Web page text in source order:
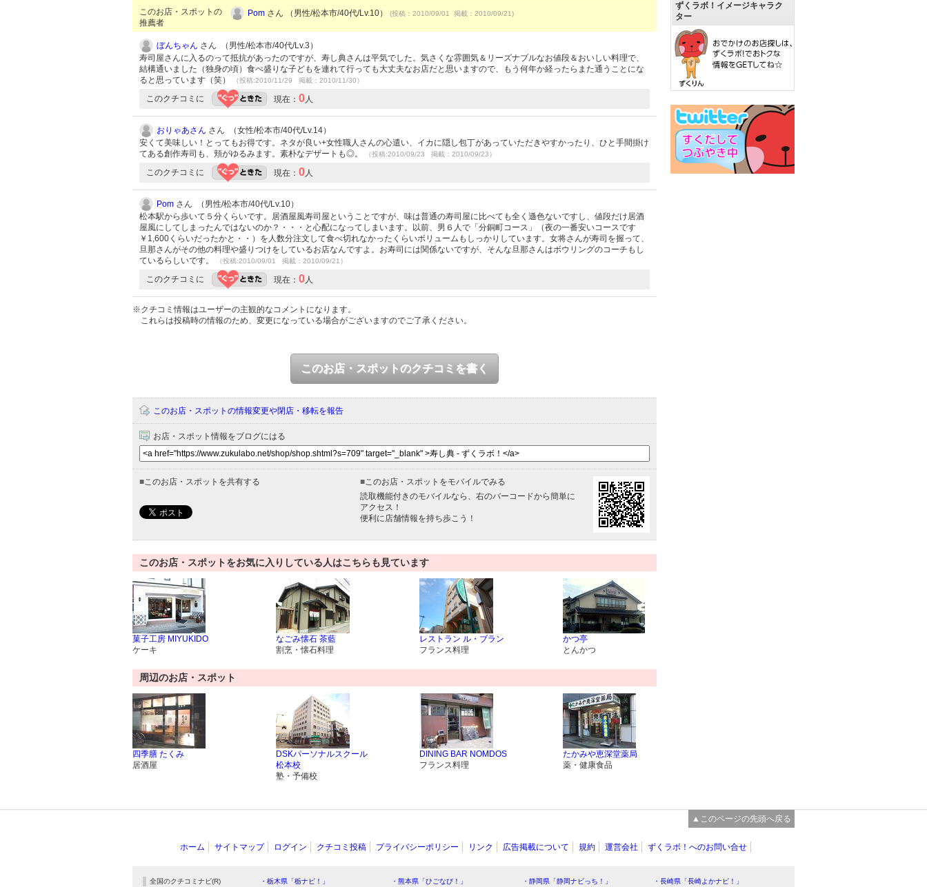
このお店・スポットの
推薦者
Pom さん （男性/松本市/40代/Lv.10） (投稿：2010/09/01 掲載：2010/09/21)
ぼんちゃん さん （男性/松本市/40代/Lv.3）
寿司屋さんに入るのって抵抗があったのですが、寿し典さんは平気でした。気さくな雰囲気＆リーズナブルなお値段＆おいしい料理で、
結構通いました（独身の頃）食べ盛りな子どもを連れて行っても大丈夫なお店だと思いますので、もう何年か経ったらまた通うことにな
ると思っています（笑）
（投稿:2010/11/29 掲載：2010/11/30）
このクチコミに 現在： 0人
おりゃあさん さん （女性/松本市/40代/Lv.14）
安くて美味しい！とってもお得です。ネタが良い+女性職人さんの心遣い、イカに隠し包丁があっていただきやすかったり、ひと手間掛け
てある創作寿司も、頬がゆるみます。素朴なデザートも◎。
（投稿:2010/09/23 掲載：2010/09/23）
このクチコミに 現在： 0人
Pom さん （男性/松本市/40代/Lv.10）
松本駅から歩いて５分くらいです。居酒屋風寿司屋ということですが、味は普通の寿司屋に比べても全く遜色ないですし、値段だけ居酒
屋風にしてしまったんではないのか？・・・と心配になってしまいます。以前、男６人で「分銅町コース」（夜の一番安いコースです
￥1,600くらいだったかと・・）を人数分注文して食べ切れなかったくらいボリュームもしっかりしています。女将さんが寿司を握って、
旦那さんがその他の料理や盛りつけをしているお店なんですよ。お寿司には関係ないですが、そんな旦那さんはボウリングのコーチもし
ているらしいです。
（投稿:2010/09/01 掲載：2010/09/21）
このクチコミに 現在： 0人
※クチコミ情報はユーザーの主観的なコメントになります。
これらは投稿時の情報のため、変更になっている場合がございますのでご了承ください。
このお店・スポットのクチコミを書く
このお店・スポットの情報変更や閉店・移転を報告
お店・スポット情報をブログにはる
■このお店・スポットを共有する ■このお店・スポットをモバイルでみる
読取機能付きのモバイルなら、右のバーコードから簡単に
アクセス！
便利に店舗情報を持ち歩こう！
このお店・スポットをお気に入りしている人はこちらも見ています
菓子工房 MIYUKIDO
ケーキ
なごみ懐石 茶藍
割烹・懐石料理
レストラン ル・ブラン
フランス料理
かつ亭
とんかつ
周辺のお店・スポット
四季膳 たくみ
居酒屋
DSKパーソナルスクール
松本校
塾・予備校
DINING BAR NOMDOS
フランス料理
たかみや恵深堂薬局
薬・健康食品
ずくラボ！イメージキャラク
ター
▲このページの先頭へ戻る
ホーム サイトマップ ログイン クチコミ投稿 プライバシーポリシー リンク 広告掲載について 規約 運営会社 ずくラボ！へのお問い合せ
全国のクチコミナビ(R) ・栃木県「栃ナビ！」 ・熊本県「ひごなび！」 ・静岡県「静岡ナビっち！」 ・長崎県「長崎よかナビ！」